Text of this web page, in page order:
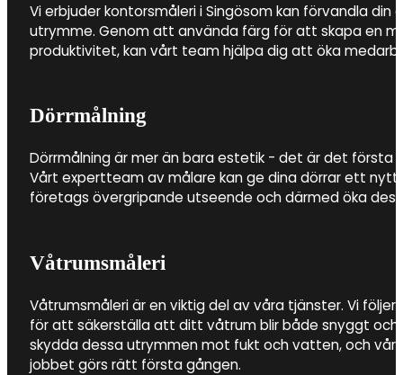
Vi erbjuder kontorsmåleri i Singösom kan förvandla
utrymme. Genom att använda färg för att skapa en
produktivitet, kan vårt team hjälpa dig att öka
Dörrmålning
Dörrmålning är mer än bara estetik - det är det första
Vårt expertteam av målare kan ge dina dörrar ett
företags övergripande utseende och därmed öka
Våtrumsmåleri
Våtrumsmåleri är en viktig del av våra tjänster. Vi
för att säkerställa att ditt våtrum blir både snyggt
skydda dessa utrymmen mot fukt och vatten, och
jobbet görs rätt första gången.